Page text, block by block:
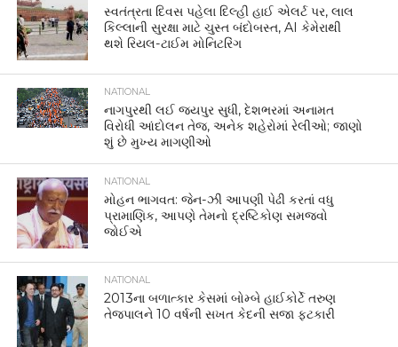
સ્વતંત્રતા દિવસ પહેલા દિલ્હી હાઈ એલર્ટ પર, લાલ
કિલ્લાની સુરક્ષા માટે ચુસ્ત બંદોબસ્ત, AI કેમેરાથી
થશે રિયલ-ટાઈમ મોનિટરિંગ
NATIONAL
નાગપુરથી લઈ જયપુર સુધી, દેશભરમાં અનામત
વિરોધી આંદોલન તેજ, અનેક શહેરોમાં રેલીઓ; જાણો
શું છે મુખ્ય માગણીઓ
NATIONAL
મોહન ભાગવત: જેન-ઝી આપણી પેઢી કરતાં વધુ
પ્રામાણિક, આપણે તેમનો દ્રષ્ટિકોણ સમજવો
જોઈએ
NATIONAL
2013ના બળાત્કાર કેસમાં બોમ્બે હાઈકોર્ટે તરુણ
તેજપાલને 10 વર્ષની સખત કેદની સજા ફટકારી